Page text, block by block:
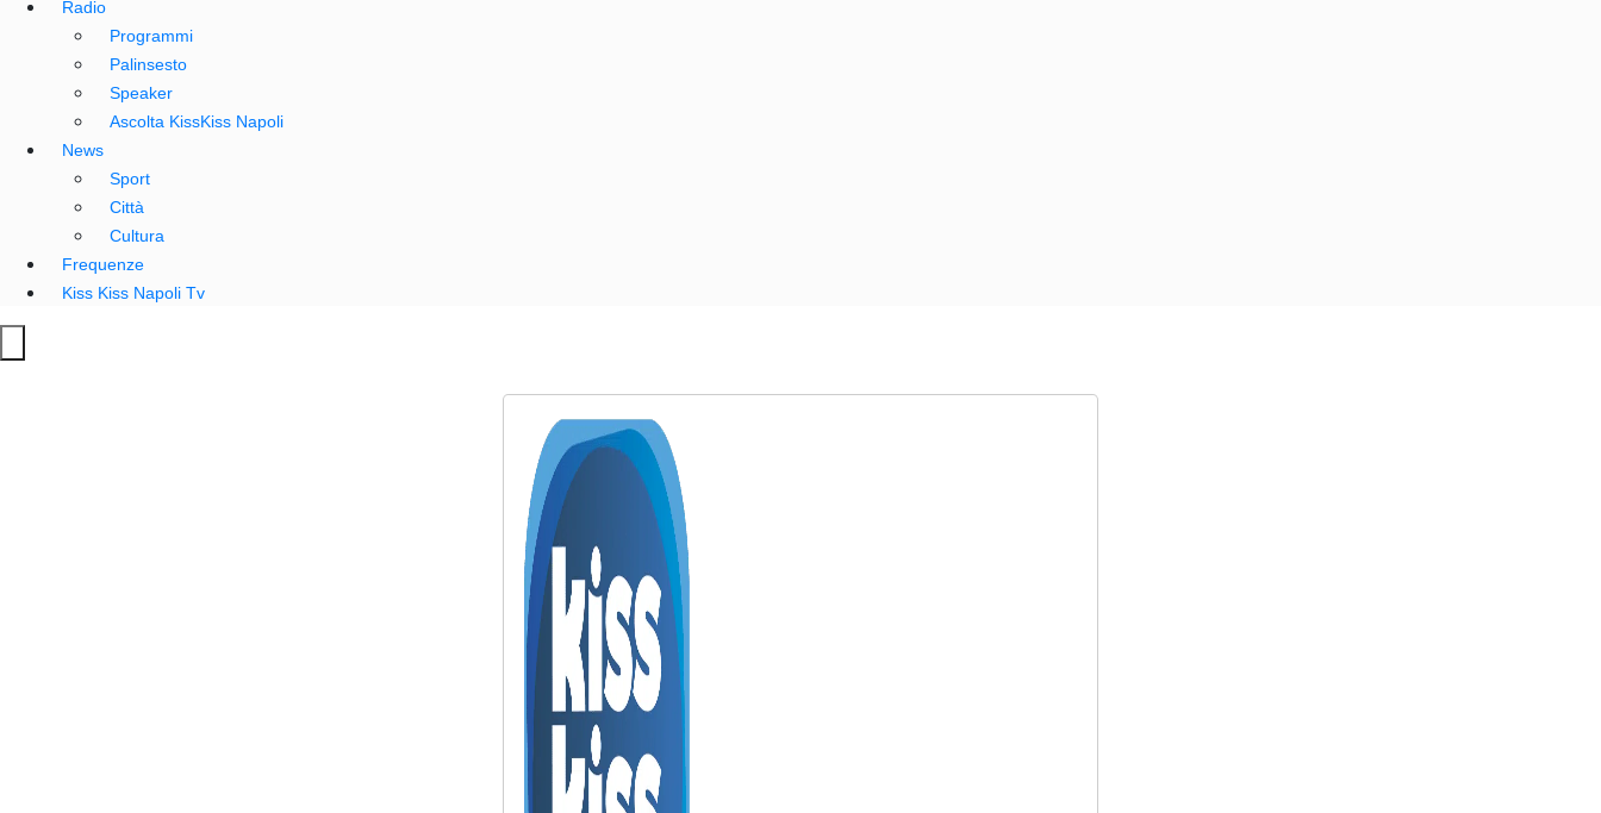
Radio
Programmi
Palinsesto
Speaker
Ascolta KissKiss Napoli
News
Sport
Città
Cultura
Frequenze
Kiss Kiss Napoli Tv